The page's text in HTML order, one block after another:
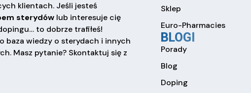
klientach. Jeśli jesteś
sterydów lub interesuje cię
to dobrze trafiłeś!
baza wiedzy o sterydach i innych
Masz pytanie? Skontaktuj się z
Sklep
Euro-Pharmacies
BLOGI
Porady
Blog
Doping